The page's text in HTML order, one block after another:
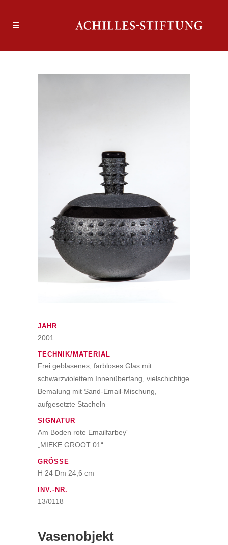
JAHR
2001
TECHNIK/MATERIAL
Frei geblasenes, farbloses Glas mit
schwarzviolettem Innenüberfang, vielschichtige
Bemalung mit Sand-Email-Mischung,
aufgesetzte Stacheln
SIGNATUR
Am Boden rote Emailfarbey´
„MIEKE GROOT 01“
GRÖSSE
H 24 Dm 24,6 cm
INV.-NR.
13/0118
Vasenobjekt